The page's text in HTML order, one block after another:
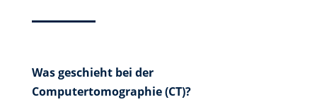
Was geschieht bei der
Computertomographie (CT)?